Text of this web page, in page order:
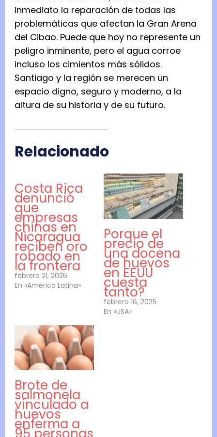
inmediato la reparación de todas las
problemáticas que afectan la Gran Arena
del Cibao. Puede que hoy no represente un
peligro inminente, pero el agua corroe
incluso los cimientos más sólidos.
Santiago y la región se merecen un
espacio digno, seguro y moderno, a la
altura de su historia y de su futuro.
Relacionado
Costa Rica
denunció
que
empresas
chinas en
Nicaragua
reciben oro
robado en
la frontera
febrero 21, 2026
En «America Latina»
Porque el
precio de
una docena
de huevos
en EEUU
cuesta
tanto?
febrero 16, 2025
En «USA»
Brote de
salmonela
vinculado a
huevos
enferma a